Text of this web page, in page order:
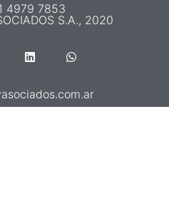
4979 7853
S.A., 2020